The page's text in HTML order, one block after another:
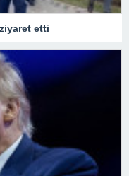
ziyaret etti